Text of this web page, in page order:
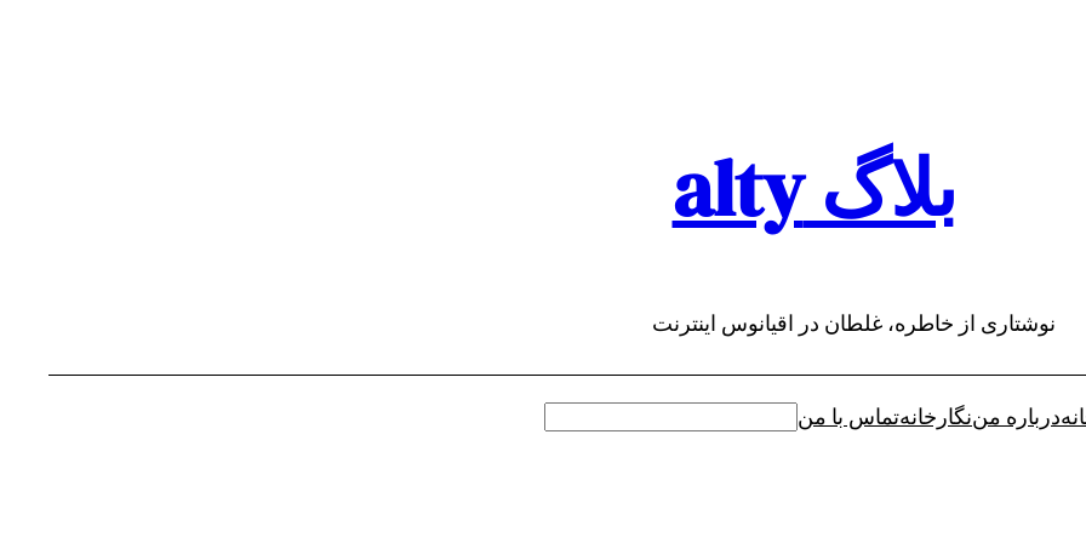
بلاگ alty
نوشتاری از خاطره، غلطان در اقیانوس اینترنت
درباره مننگارخانهتماس با من